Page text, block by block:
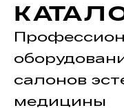
салонов
медицины